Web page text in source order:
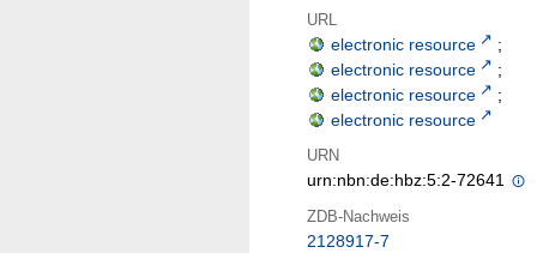
URL
electronic resource
;
electronic resource
;
electronic resource
;
electronic resource
URN
urn:nbn:de:hbz:5:2-72641
ZDB-Nachweis
2128917-7